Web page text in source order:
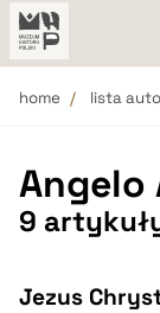
home lista
Angelo
9
Jezus